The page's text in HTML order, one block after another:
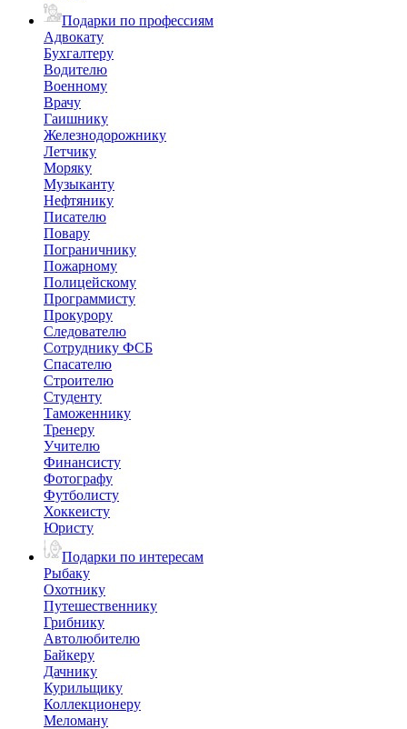
Подарки по профессиям
Адвокату
Бухгалтеру
Водителю
Военному
Врачу
Гаишнику
Железнодорожнику
Летчику
Моряку
Музыканту
Нефтянику
Писателю
Повару
Пограничнику
Пожарному
Полицейскому
Программисту
Прокурору
Следователю
Сотруднику ФСБ
Спасателю
Строителю
Студенту
Таможеннику
Тренеру
Учителю
Финансисту
Фотографу
Футболисту
Хоккеисту
Юристу
Подарки по интересам
Рыбаку
Охотнику
Путешественнику
Грибнику
Автолюбителю
Байкеру
Дачнику
Курильщику
Коллекционеру
Меломану